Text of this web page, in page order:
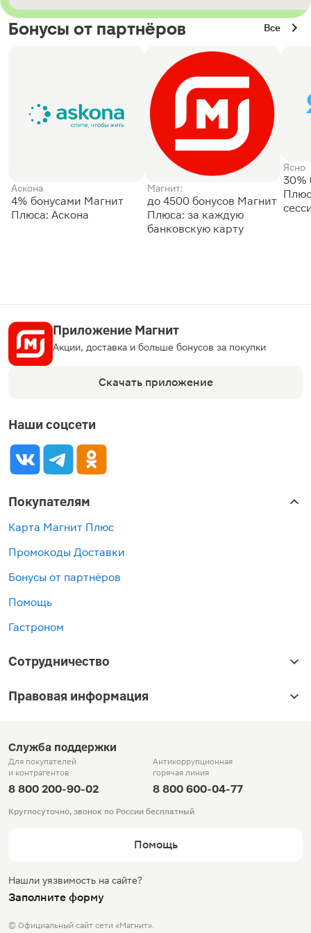
Бонусы от партнёров Все
Аскона
4% бонусами Магнит
Плюса: Аскона
Магнит:
до 4500 бонусов Магнит
Плюса: за каждую
банковскую карту
Ясно
30%
Приложение Магнит
Акции, доставка и больше бонусов за покупки
Скачать приложение
Наши соцсети
Покупателям
Карта Магнит Плюс
Промокоды Доставки
Бонусы от партнёров
Помощь
Гастроном
Сотрудничество
Правовая информация
Служба поддержки
Для покупателей
и контрагентов
8 800 200-90-02
Антикоррупционная
горячая линия
8 800 600-04-77
Круглосуточно, звонок по России бесплатный
Помощь
Нашли уязвимость на сайте?
Заполните форму
© Официальный сайт сети «Магнит».